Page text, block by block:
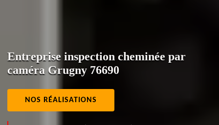
Entreprise inspection cheminée par
caméra Grugny 76690
NOS RÉALISATIONS